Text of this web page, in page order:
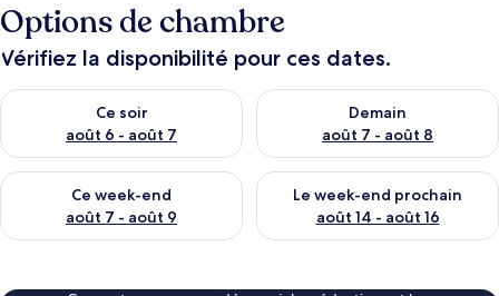
Options de chambre
Vérifiez la disponibilité pour ces dates.
Ce soir
août 6 - août 7
Vérifier la disponibilité pour ce soir août 6 - août 7
Demain
août 7 - août 8
Vérifier la disponibilité pour
Ce week-end
août 7 - août 9
Vérifier la disponibilité pour ce week-end août 7 - août 9
Le week-end prochain
août 14 - août 16
Vérifier la disponibilité pour